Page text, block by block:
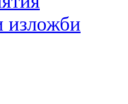
изложби